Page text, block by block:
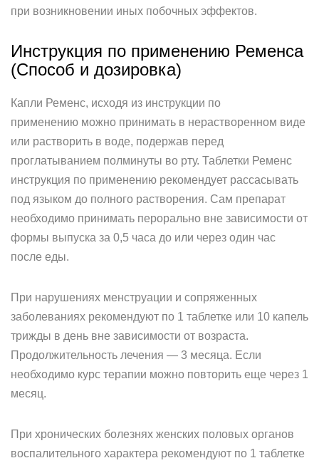
при возникновении иных побочных эффектов.
Инструкция по применению Ременса
(Способ и дозировка)
Капли Ременс, исходя из инструкции по
применению можно принимать в нерастворенном виде
или растворить в воде, подержав перед
проглатыванием полминуты во рту. Таблетки Ременс
инструкция по применению рекомендует рассасывать
под языком до полного растворения. Сам препарат
необходимо принимать перорально вне зависимости от
формы выпуска за 0,5 часа до или через один час
после еды.
При нарушениях менструации и сопряженных
заболеваниях рекомендуют по 1 таблетке или 10 капель
трижды в день вне зависимости от возраста.
Продолжительность лечения — 3 месяца. Если
необходимо курс терапии можно повторить еще через 1
месяц.
При хронических болезнях женских половых органов
воспалительного характера рекомендуют по 1 таблетке